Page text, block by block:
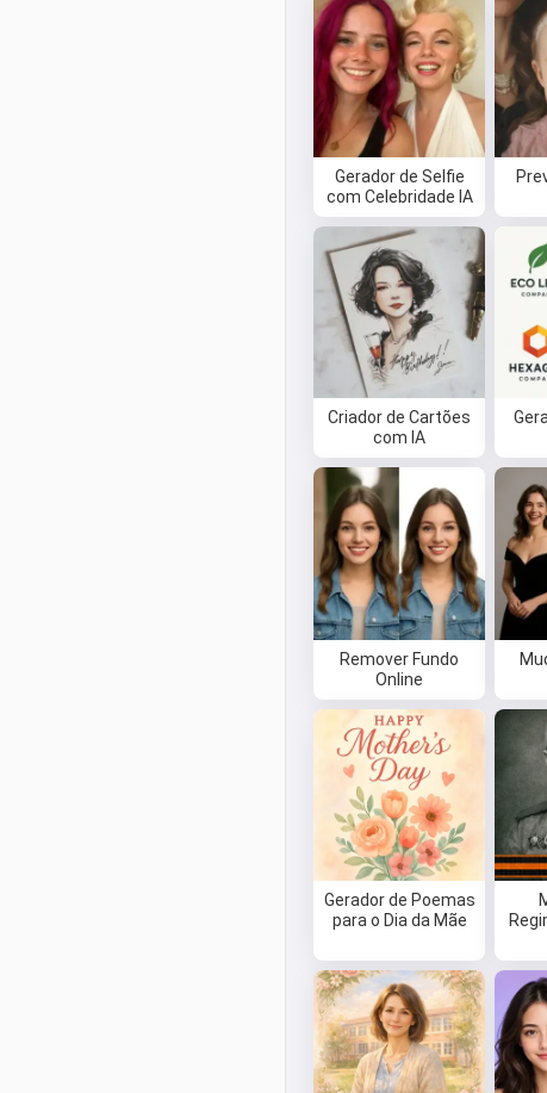
Gerador de Selfie
com Celebridade IA
Criador de Cartões
com IA
Remover Fundo
Online
Gerador de Poemas
para o Dia da Mãe